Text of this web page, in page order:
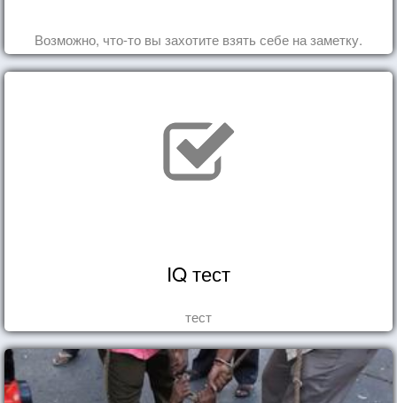
Возможно, что-то вы захотите взять себе на заметку.
IQ тест
тест